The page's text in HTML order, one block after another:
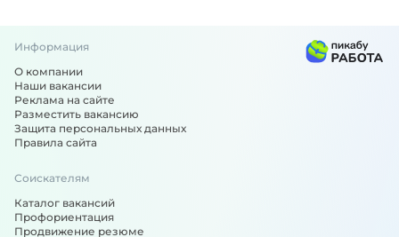
Информация
О компании
Наши вакансии
Реклама на сайте
Разместить вакансию
Защита персональных данных
Правила сайта
Соискателям
Каталог вакансий
Профориентация
Продвижение резюме